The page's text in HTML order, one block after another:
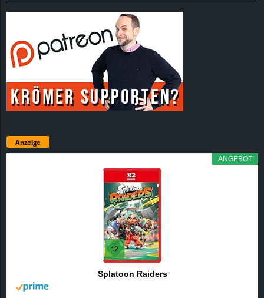
Anzeige
ANGEBOT
Splatoon Raiders